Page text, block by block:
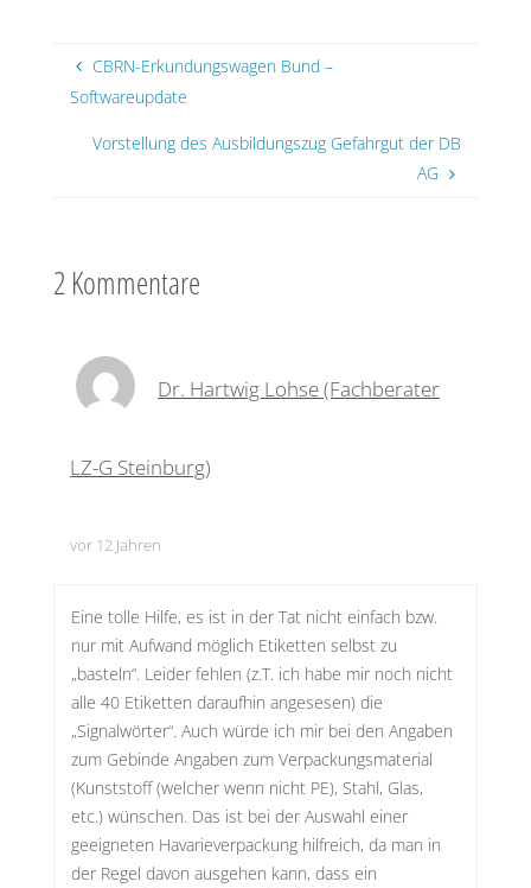
CBRN-Erkundungswagen Bund –
Softwareupdate
Vorstellung des Ausbildungszug Gefahrgut der DB
AG
2 Kommentare
Dr. Hartwig Lohse (Fachberater
LZ-G Steinburg)
vor 12 Jahren
Eine tolle Hilfe, es ist in der Tat nicht einfach bzw.
nur mit Aufwand möglich Etiketten selbst zu
„basteln“. Leider fehlen (z.T. ich habe mir noch nicht
alle 40 Etiketten daraufhin angesesen) die
„Signalwörter“. Auch würde ich mir bei den Angaben
zum Gebinde Angaben zum Verpackungsmaterial
(Kunststoff (welcher wenn nicht PE), Stahl, Glas,
etc.) wünschen. Das ist bei der Auswahl einer
geeigneten Havarieverpackung hilfreich, da man in
der Regel davon ausgehen kann, dass ein